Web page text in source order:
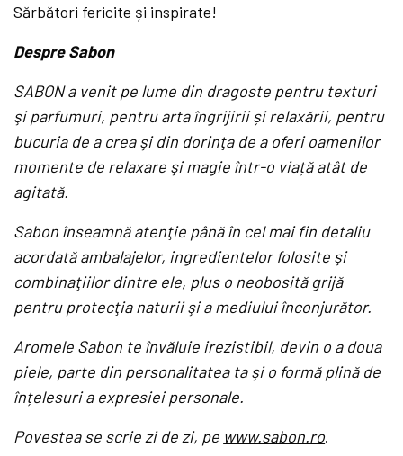
Sărbători fericite și inspirate!
Despre Sabon
SABON a venit pe lume din dragoste pentru texturi
şi parfumuri, pentru arta îngrijirii și relaxării, pentru
bucuria de a crea şi din dorinţa de a oferi oamenilor
momente de relaxare şi magie într-o viață atât de
agitată.
Sabon înseamnă atenţie până în cel mai fin detaliu
acordată ambalajelor, ingredientelor folosite şi
combinaţiilor dintre ele, plus o neobosită grijă
pentru protecţia naturii şi a mediului înconjurător.
Aromele Sabon te învăluie irezistibil, devin o a doua
piele, parte din personalitatea ta şi o formă plină de
înțelesuri a expresiei personale.
Povestea se scrie zi de zi, pe www.sabon.ro.